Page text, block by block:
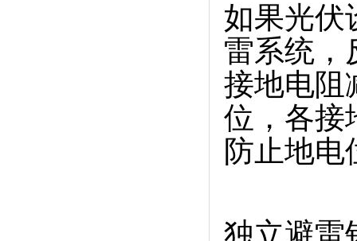
如果光伏
雷系统，
接地电阻
位，各接
防止地电
独立避雷